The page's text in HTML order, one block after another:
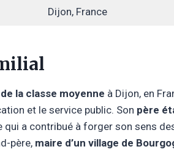
Dijon, France
la classe moyenne à Dijon, en
et le service public. Son père
qui a contribué à forger son sens
père, maire d’un village de